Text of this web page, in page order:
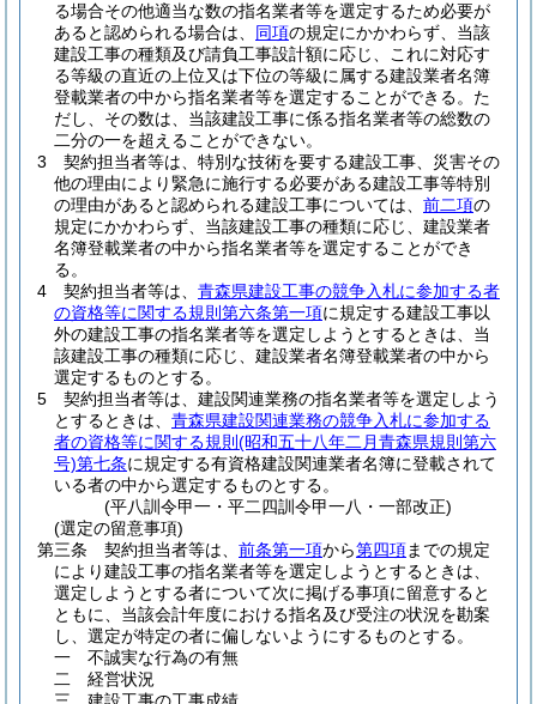
る場合その他適当な数の指名業者等を選定するため必要が
あると認められる場合は、 同項の規定にかかわらず、当該
建設工事の種類及び請負工事設計額に応じ、これに対応す
る等級の直近の上位又は下位の等級に属する建設業者名簿
登載業者の中から指名業者等を選定することができる。 た
だし、その数は、当該建設工事に係る指名業者等の総数の
二分の一を超えることができない。
3
契約担当者等は、特別な技術を要する建設工事、災害その
他の理由により緊急に施行する必要がある建設工事等特別
の理由があると認められる建設工事については、 前二項の
規定にかかわらず、当該建設工事の種類に応じ、建設業者
名簿登載業者の中から指名業者等を選定することができ
る。
4
契約担当者等は、 青森県建設工事の競争入札に参加する者
の資格等に関する規則第六条第一項に規定する建設工事以
外の建設工事の指名業者等を選定しようとするときは、当
該建設工事の種類に応じ、建設業者名簿登載業者の中から
選定するものとする。
5
契約担当者等は、建設関連業務の指名業者等を選定しよう
とするときは、 青森県建設関連業務の競争入札に参加する
者の資格等に関する規則 (昭和五十八年二月青森県規則第六
号)第七条に規定する有資格建設関連業者名簿に登載されて
いる者の中から選定するものとする。
(平八訓令甲一・平二四訓令甲一八・一部改正)
(選定の留意事項)
第三条
契約担当者等は、 前条第一項から第四項までの規定
により建設工事の指名業者等を選定しようとするときは、
選定しようとする者について次に掲げる事項に留意すると
ともに、当該会計年度における指名及び受注の状況を勘案
し、選定が特定の者に偏しないようにするものとする。
一
不誠実な行為の有無
二
経営状況